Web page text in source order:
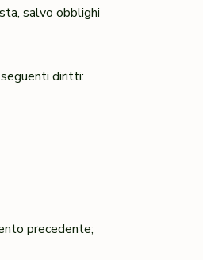
salvo obblighi
diritti:
precedente;